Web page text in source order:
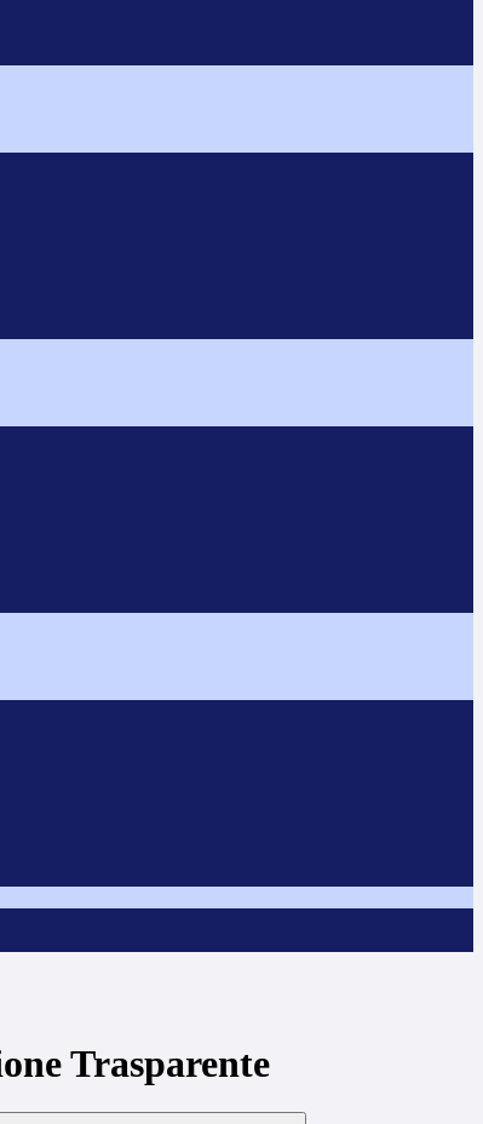
Trasparente